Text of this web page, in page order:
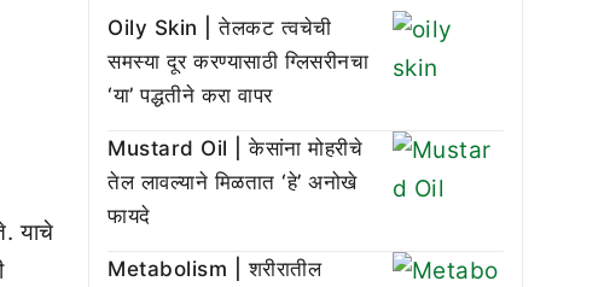
याचे
Oily Skin | तेलकट त्वचेची
समस्या दूर करण्यासाठी ग्लिसरीनचा
‘या’ पद्धतीने करा वापर
Mustard Oil | केसांना मोहरीचे
तेल लावल्याने मिळतात ‘हे’ अनोखे
फायदे
Metabolism | शरीरातील